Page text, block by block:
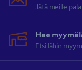
Jätä meille
Hae
Etsi lähin